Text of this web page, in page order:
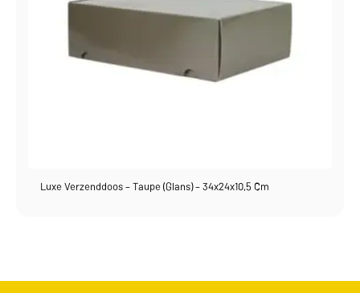
Luxe Verzenddoos – Taupe (glans) – 34x24x10,5 Cm